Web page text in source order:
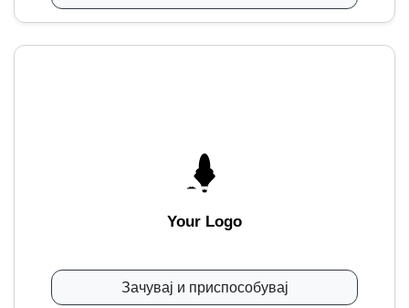
Your Logo
Зачувај и приспособувај